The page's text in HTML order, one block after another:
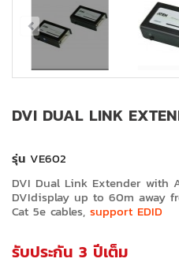
DVI DUAL LINK
รุ่น VE602
DVI Dual Link Extender with
DVIdisplay up to 60m away
Cat 5e cables, support EDID
รับประกัน 3 ปีเต็ม